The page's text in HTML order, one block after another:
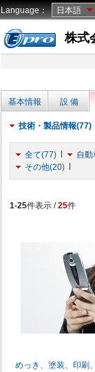
Language： 日本語
株式
基本情報 設 備
技術・製品情報(77)
全て(77) 自
その他(20)
1-25件表示 /25件
めっき、塗装、印刷